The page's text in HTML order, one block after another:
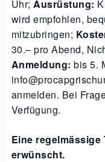
Uhr;Ausrüstung:
wird empfohlen,
mitzubringen;
30.– pro Abend,
Anmeldung: bis 5.
anmelden. Bei
Verfügung.
Eine
erwünscht.